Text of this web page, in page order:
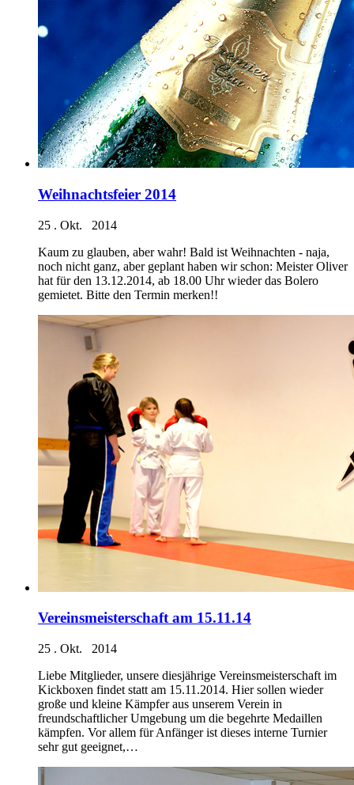
Weihnachtsfeier 2014
25 . Okt. 2014
Kaum zu glauben, aber wahr! Bald ist Weihnachten - naja,
noch nicht ganz, aber geplant haben wir schon: Meister Oliver
hat für den 13.12.2014, ab 18.00 Uhr wieder das Bolero
gemietet. Bitte den Termin merken!!
Vereinsmeisterschaft am 15.11.14
25 . Okt. 2014
Liebe Mitglieder, unsere diesjährige Vereinsmeisterschaft im
Kickboxen findet statt am 15.11.2014. Hier sollen wieder
große und kleine Kämpfer aus unserem Verein in
freundschaftlicher Umgebung um die begehrte Medaillen
kämpfen. Vor allem für Anfänger ist dieses interne Turnier
sehr gut geeignet,…